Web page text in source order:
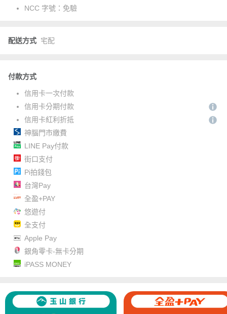
NCC 字號： 免驗
配送方式 宅配
付款方式
信用卡一次付款
信用卡分期付款
信用卡紅利折抵
神腦門市繳費
LINE Pay付款
街口支付
Pi拍錢包
台灣Pay
全盈+PAY
悠遊付
全支付
Apple Pay
銀角零卡-無卡分期
iPASS MONEY